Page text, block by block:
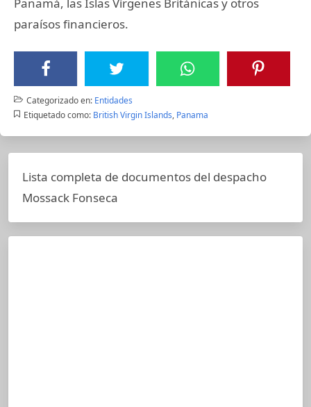
paraísos financieros.
Categorizado en: Entidades
Etiquetado como: British Virgin Islands, Panama
Lista completa de documentos del despacho
Mossack Fonseca